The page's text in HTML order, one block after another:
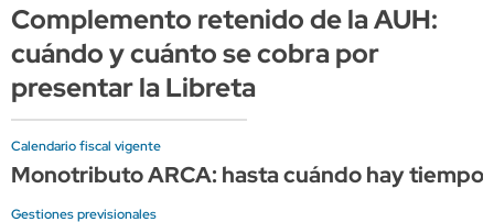
Complemento retenido de la AUH:
cuándo y cuánto se cobra por
presentar la Libreta
Calendario fiscal vigente
Monotributo ARCA: hasta cuándo hay
Gestiones previsionales